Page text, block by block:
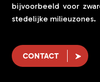
bijvoorbeeld voor
stedelijke milieuzones.
CONTACT